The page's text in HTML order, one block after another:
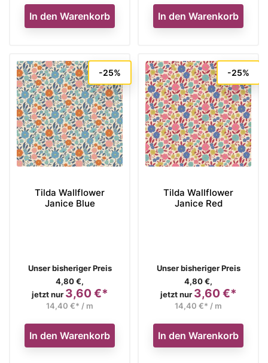
In den Warenkorb In den Warenkorb
Tilda Wallflower
Janice Blue
Verkaufspreis
Unser bisheriger Preis
4,80 €,
jetzt nur
-25%
Preis
3,60 €*
14,40 €* / m
In den Warenkorb
Tilda Wallflower
Janice Red
Verkaufspreis
Unser bisheriger Preis
4,80 €,
jetzt nur
-25%
Preis
3,60 €*
14,40 €* / m
In den Warenkorb